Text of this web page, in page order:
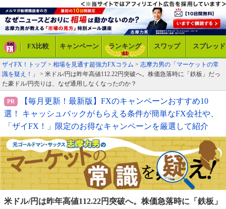
FX比較 キャンペーン ランキング スワップ スプレッド
ザイFX！トップ> 相場を見通す超強力FXコラム > 志摩力男の「マーケットの常
識を疑え！」
> 米ドル/円は昨年高値112.22円突破へ。株価急落時に「鉄板」だっ
た豪ドル/円売りは、なぜ通用しなくなったのか？
【毎月更新！最新版】FXのキャンペーンおすすめ10
選！ キャッシュバックがもらえる条件が簡単なFX会社や、
「ザイFX！」限定のお得なキャンペーンを厳選して紹介
米ドル/円は昨年高値112.22円突破へ。 株価急落時に「鉄板」